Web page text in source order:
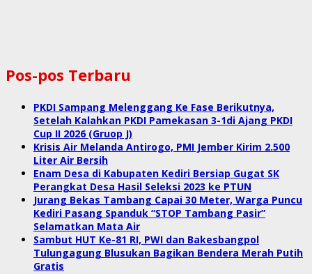
Pos-pos Terbaru
PKDI Sampang Melenggang Ke Fase Berikutnya,
Setelah Kalahkan PKDI Pamekasan 3-1di Ajang PKDI
Cup II 2026 (Gruop J)
Krisis Air Melanda Antirogo, PMI Jember Kirim 2.500
Liter Air Bersih
Enam Desa di Kabupaten Kediri Bersiap Gugat SK
Perangkat Desa Hasil Seleksi 2023 ke PTUN
Jurang Bekas Tambang Capai 30 Meter, Warga Puncu
Kediri Pasang Spanduk “STOP Tambang Pasir”
Selamatkan Mata Air
Sambut HUT Ke-81 RI, PWI dan Bakesbangpol
Tulungagung Blusukan Bagikan Bendera Merah Putih
Gratis